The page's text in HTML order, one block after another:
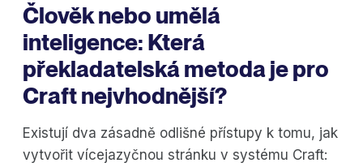
Člověk nebo umělá
inteligence: Která
překladatelská metoda je pro
Craft nejvhodnější?
Existují dva zásadně odlišné přístupy k tomu, jak
vytvořit vícejazyčnou stránku v systému Craft: